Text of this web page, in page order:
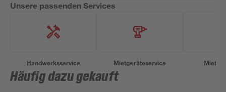
Unsere passenden Services
Handwerksservice Mietgeräteservice
Häufig dazu gekauft